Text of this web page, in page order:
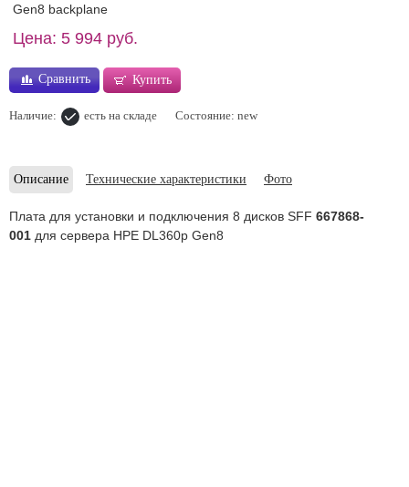
Gen8 backplane
Цена: 5 994 руб.
Сравнить Купить
Наличие: есть на складе Состояние: new
Описание Технические характеристики Фото
Плата для установки и подключения 8 дисков SFF 667868-
001 для сервера HPE DL360p Gen8